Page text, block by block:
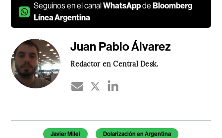
Seguínos en el canalWhatsAppdeBloomberg
Línea Argentina
Juan Pablo Álvarez
Redactor en Central Desk.
Temas de este artículo
Javier Milei Dolarización en Argentina